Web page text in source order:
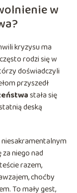
w
kryzysu ma
rodzi się w
doświadczyli
przyszedł
stała się
deską
niesakramentalnym
niego nad
razem,
choćby
To mały gest,